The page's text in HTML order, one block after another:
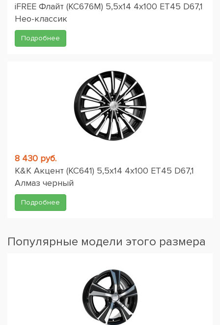
iFREE Флайт (КС676М) 5,5x14 4x100 ET45 D67,1
Нео-классик
Подробнее
8 430 руб.
K&K Акцент (КС641) 5,5x14 4x100 ET45 D67,1
Алмаз черный
Подробнее
Популярные модели этого размера